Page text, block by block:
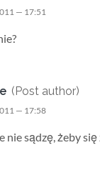
— 17:51
(Post author)
— 17:58
nie sądzę, żeby się